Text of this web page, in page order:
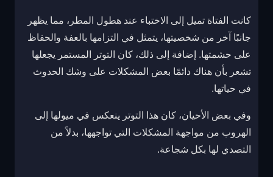
كانت الفتاة تميل إلى الاختباء عند هطول المطر، مما يظهر
جانبًا آخر من شخصيتها، يتمثل في التزامها بالعفة والحفاظ
على حشمتها. إضافة إلى ذلك، كان التوتر المستمر يجعلها
تشعر بأن هناك دائمًا بعض المشكلات على وشك الحدوث
في حياتها.
وفي بعض الأحيان، كان هذا التوتر ينعكس في ميولها إلى
الهروب من مواجهة المشكلات التي تواجهها، بدلاً من
التصدي لها بكل شجاعة.